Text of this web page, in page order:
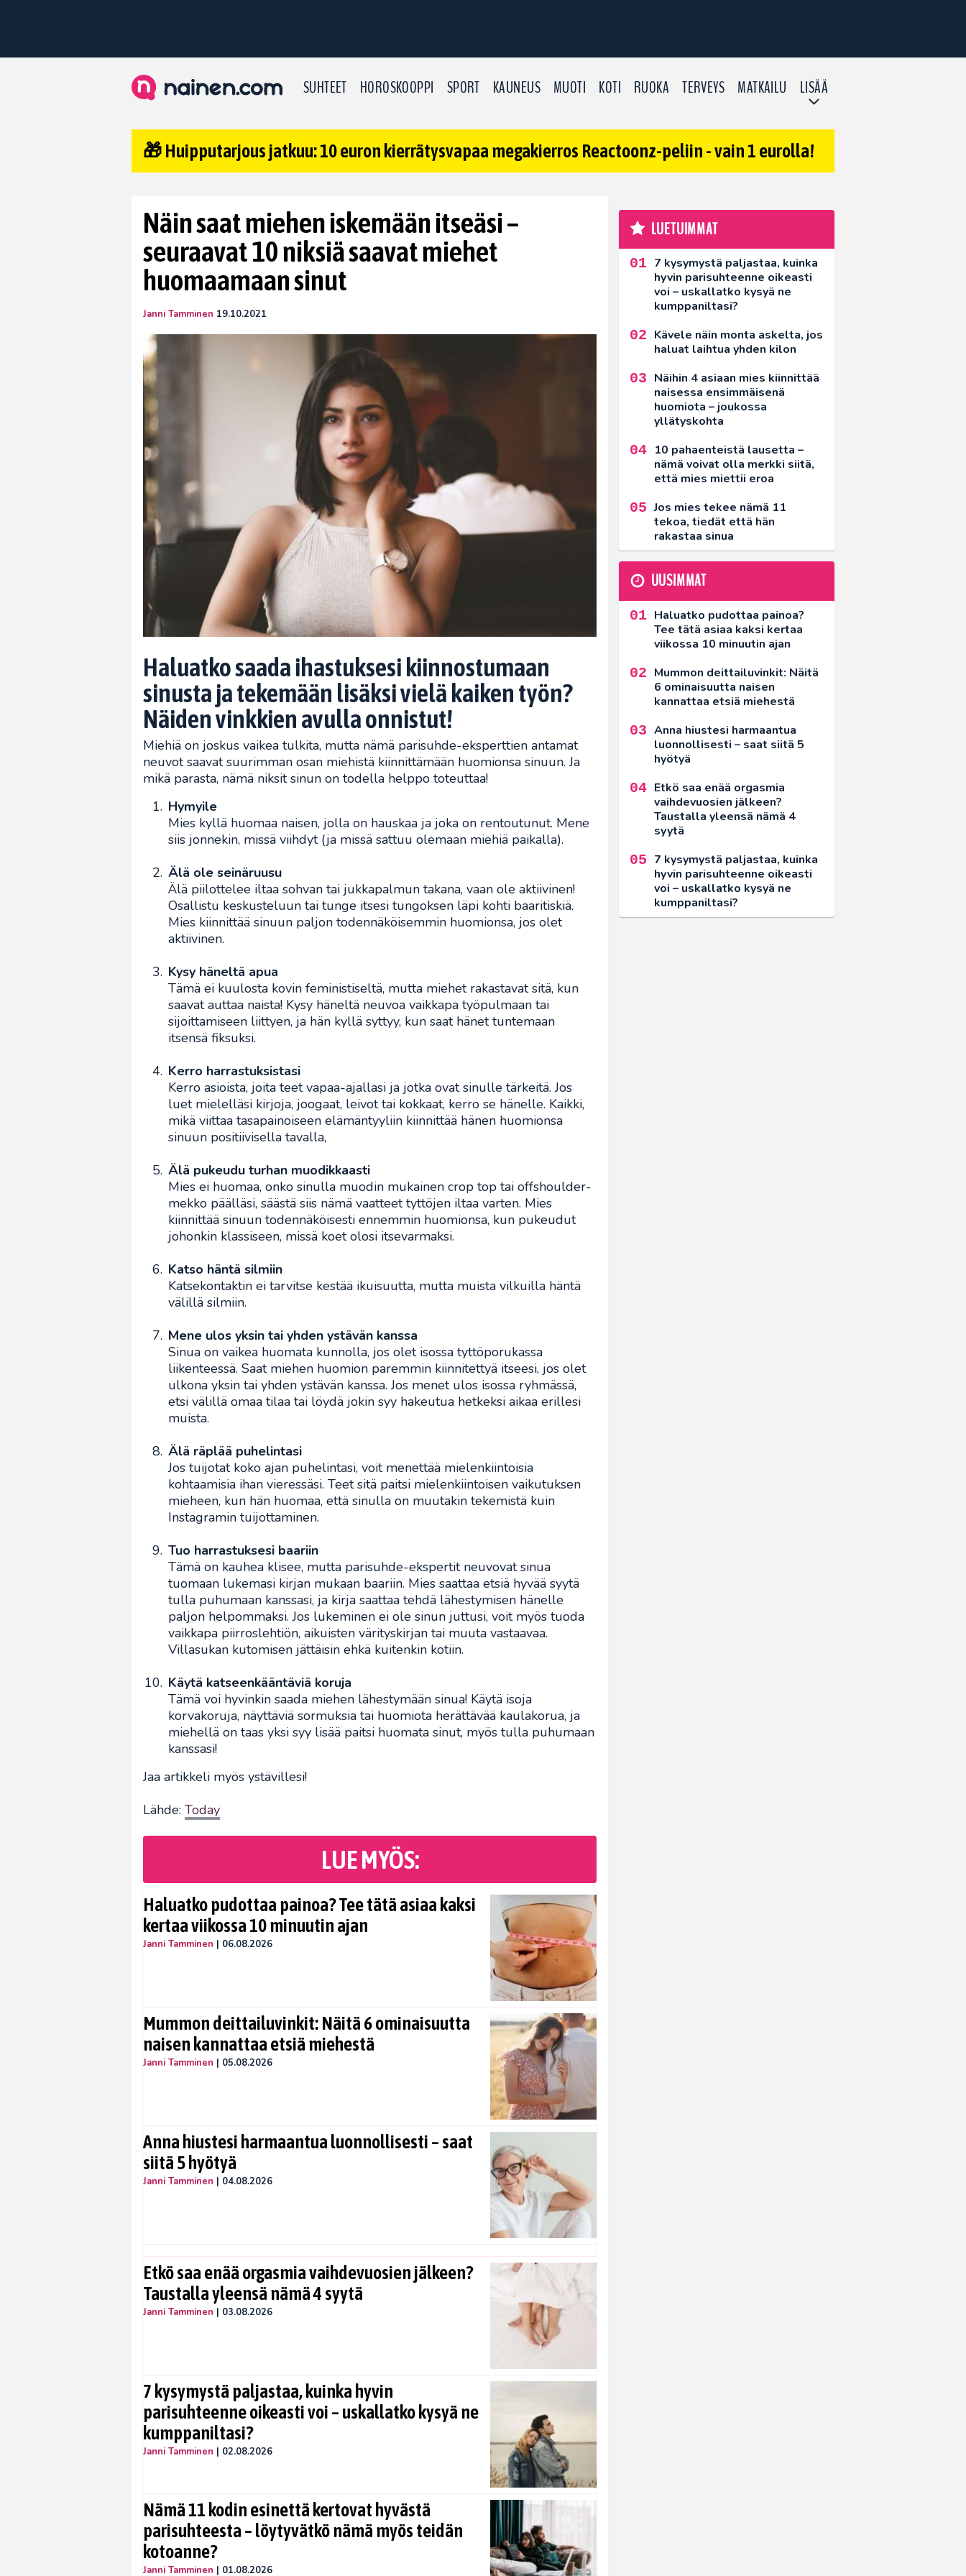
SUHTEET HOROSKOOPPI SPORT KAUNEUS MUOTI KOTI RUOKA TERVEYS MATKAILU LISÄÄ
🎁 Huipputarjous jatkuu: 10 euron kierrätysvapaa megakierros Reactoonz-peliin - vain 1 eurolla!
Näin saat miehen iskemään itseäsi –
seuraavat 10 niksiä saavat miehet
huomaamaan sinut
Janni Tamminen 19.10.2021
Haluatko saada ihastuksesi kiinnostumaan
sinusta ja tekemään lisäksi vielä kaiken työn?
Näiden vinkkien avulla onnistut!
Miehiä on joskus vaikea tulkita, mutta nämä parisuhde-eksperttien antamat
neuvot saavat suurimman osan miehistä kiinnittämään huomionsa sinuun. Ja
mikä parasta, nämä niksit sinun on todella helppo toteuttaa!
Hymyile
Mies kyllä huomaa naisen, jolla on hauskaa ja joka on rentoutunut. Mene
siis jonnekin, missä viihdyt (ja missä sattuu olemaan miehiä paikalla).
Älä ole seinäruusu
Älä piilottelee iltaa sohvan tai jukkapalmun takana, vaan ole aktiivinen!
Osallistu keskusteluun tai tunge itsesi tungoksen läpi kohti baaritiskiä.
Mies kiinnittää sinuun paljon todennäköisemmin huomionsa, jos olet
aktiivinen.
Kysy häneltä apua
Tämä ei kuulosta kovin feministiseltä, mutta miehet rakastavat sitä, kun
saavat auttaa naista! Kysy häneltä neuvoa vaikkapa työpulmaan tai
sijoittamiseen liittyen, ja hän kyllä syttyy, kun saat hänet tuntemaan
itsensä fiksuksi.
Kerro harrastuksistasi
Kerro asioista, joita teet vapaa-ajallasi ja jotka ovat sinulle tärkeitä. Jos
luet mielelläsi kirjoja, joogaat, leivot tai kokkaat, kerro se hänelle. Kaikki,
mikä viittaa tasapainoiseen elämäntyyliin kiinnittää hänen huomionsa
sinuun positiivisella tavalla,
Älä pukeudu turhan muodikkaasti
Mies ei huomaa, onko sinulla muodin mukainen crop top tai offshoulder-
mekko päälläsi, säästä siis nämä vaatteet tyttöjen iltaa varten. Mies
kiinnittää sinuun todennäköisesti ennemmin huomionsa, kun pukeudut
johonkin klassiseen, missä koet olosi itsevarmaksi.
Katso häntä silmiin
Katsekontaktin ei tarvitse kestää ikuisuutta, mutta muista vilkuilla häntä
välillä silmiin.
Mene ulos yksin tai yhden ystävän kanssa
Sinua on vaikea huomata kunnolla, jos olet isossa tyttöporukassa
liikenteessä. Saat miehen huomion paremmin kiinnitettyä itseesi, jos olet
ulkona yksin tai yhden ystävän kanssa. Jos menet ulos isossa ryhmässä,
etsi välillä omaa tilaa tai löydä jokin syy hakeutua hetkeksi aikaa erillesi
muista.
Älä räplää puhelintasi
Jos tuijotat koko ajan puhelintasi, voit menettää mielenkiintoisia
kohtaamisia ihan vieressäsi. Teet sitä paitsi mielenkiintoisen vaikutuksen
mieheen, kun hän huomaa, että sinulla on muutakin tekemistä kuin
Instagramin tuijottaminen.
Tuo harrastuksesi baariin
Tämä on kauhea klisee, mutta parisuhde-ekspertit neuvovat sinua
tuomaan lukemasi kirjan mukaan baariin. Mies saattaa etsiä hyvää syytä
tulla puhumaan kanssasi, ja kirja saattaa tehdä lähestymisen hänelle
paljon helpommaksi. Jos lukeminen ei ole sinun juttusi, voit myös tuoda
vaikkapa piirroslehtiön, aikuisten värityskirjan tai muuta vastaavaa.
Villasukan kutomisen jättäisin ehkä kuitenkin kotiin.
Käytä katseenkääntäviä koruja
Tämä voi hyvinkin saada miehen lähestymään sinua! Käytä isoja
korvakoruja, näyttäviä sormuksia tai huomiota herättävää kaulakorua, ja
miehellä on taas yksi syy lisää paitsi huomata sinut, myös tulla puhumaan
kanssasi!
Jaa artikkeli myös ystävillesi!
Lähde: Today
LUE MYÖS:
Haluatko pudottaa painoa? Tee tätä asiaa kaksi
kertaa viikossa 10 minuutin ajan
Janni Tamminen | 06.08.2026
Mummon deittailuvinkit: Näitä 6 ominaisuutta
naisen kannattaa etsiä miehestä
Janni Tamminen | 05.08.2026
Anna hiustesi harmaantua luonnollisesti – saat
siitä 5 hyötyä
Janni Tamminen | 04.08.2026
Etkö saa enää orgasmia vaihdevuosien jälkeen?
Taustalla yleensä nämä 4 syytä
Janni Tamminen | 03.08.2026
7 kysymystä paljastaa, kuinka hyvin
parisuhteenne oikeasti voi – uskallatko kysyä ne
kumppaniltasi?
Janni Tamminen | 02.08.2026
Nämä 11 kodin esinettä kertovat hyvästä
parisuhteesta – löytyvätkö nämä myös teidän
kotoanne?
Janni Tamminen | 01.08.2026
LUETUIMMAT
7 kysymystä paljastaa, kuinka
hyvin parisuhteenne oikeasti
voi – uskallatko kysyä ne
kumppaniltasi?
Kävele näin monta askelta, jos
haluat laihtua yhden kilon
Näihin 4 asiaan mies kiinnittää
naisessa ensimmäisenä
huomiota – joukossa
yllätyskohta
10 pahaenteistä lausetta –
nämä voivat olla merkki siitä,
että mies miettii eroa
Jos mies tekee nämä 11
tekoa, tiedät että hän
rakastaa sinua
UUSIMMAT
Haluatko pudottaa painoa?
Tee tätä asiaa kaksi kertaa
viikossa 10 minuutin ajan
Mummon deittailuvinkit: Näitä
6 ominaisuutta naisen
kannattaa etsiä miehestä
Anna hiustesi harmaantua
luonnollisesti – saat siitä 5
hyötyä
Etkö saa enää orgasmia
vaihdevuosien jälkeen?
Taustalla yleensä nämä 4
syytä
7 kysymystä paljastaa, kuinka
hyvin parisuhteenne oikeasti
voi – uskallatko kysyä ne
kumppaniltasi?